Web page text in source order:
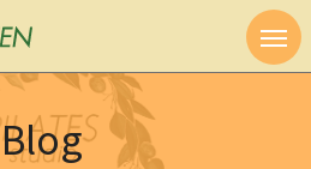
Blog